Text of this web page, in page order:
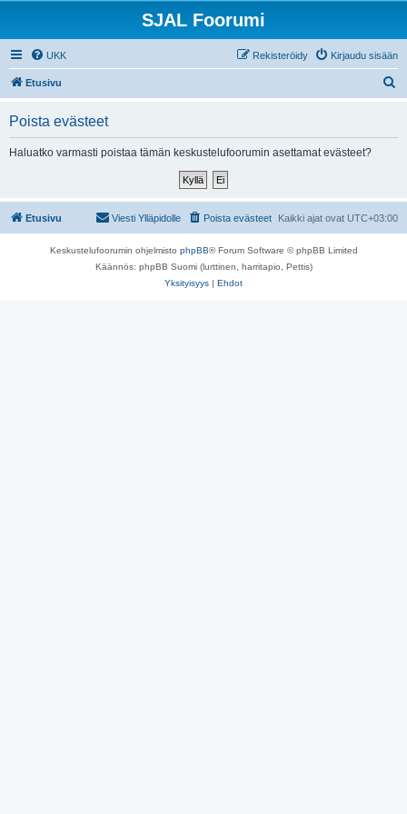
SJAL Foorumi
UKK Kirjaudu sisään
Rekisteröidy
Etusivu
Poista evästeet
Haluatko varmasti poistaa tämän keskustelufoorumin asettamat evästeet?
Etusivu Kaikki ajat ovat UTC+03:00
Poista evästeet
Viesti Ylläpidolle
Keskustelufoorumin ohjelmisto phpBB® Forum Software © phpBB Limited
Käännös: phpBB Suomi (lurttinen, harritapio, Pettis)
Yksityisyys | Ehdot